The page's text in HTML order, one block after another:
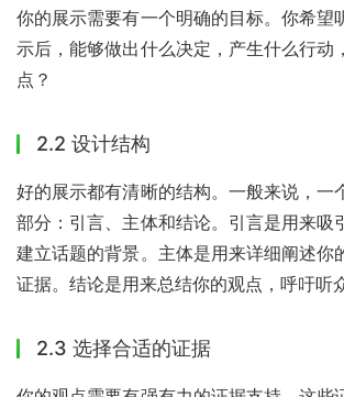
你的展示需要有一个明确的目标。你希望
示后，能够做出什么决定，产生什么行动
点？
2.2 设计结构
好的展示都有清晰的结构。一般来说，一
部分：引言、主体和结论。引言是用来吸
建立话题的背景。主体是用来详细阐述你
证据。结论是用来总结你的观点，呼吁听
2.3 选择合适的证据